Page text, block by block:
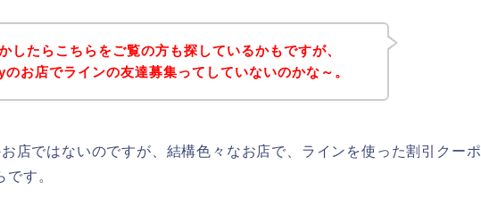
したらこちらをご覧の方も探しているかもですが、
のお店でラインの友達募集ってしていないのかな～。
店ではないのですが、結構色々なお店で、ラインを使った割引クーポ
す。